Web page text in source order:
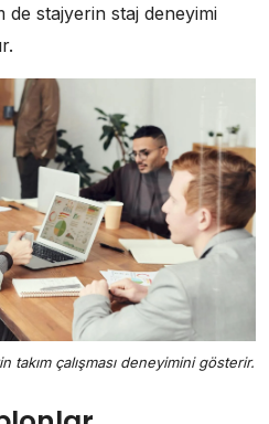
stajyerin staj deneyimi
takım çalışması deneyimini gösterir.